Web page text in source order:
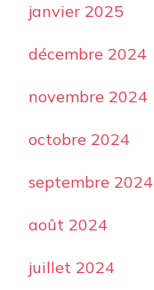
janvier 2025
décembre 2024
novembre 2024
octobre 2024
septembre 2024
août 2024
juillet 2024